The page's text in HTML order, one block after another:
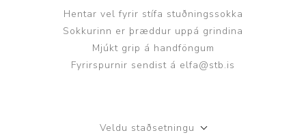
Hentar vel fyrir stífa stuðningssokka
Sokkurinn er þræddur uppá grindina
Mjúkt grip á handföngum
Fyrirspurnir sendist á elfa@stb.is
Veldu staðsetningu